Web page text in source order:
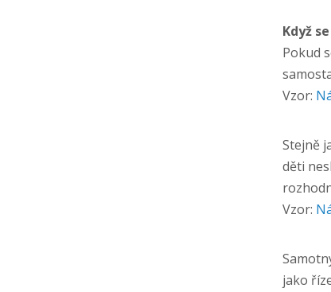
Když
Pokud
Vzor:
Stejně
děti
Vzor:
jako